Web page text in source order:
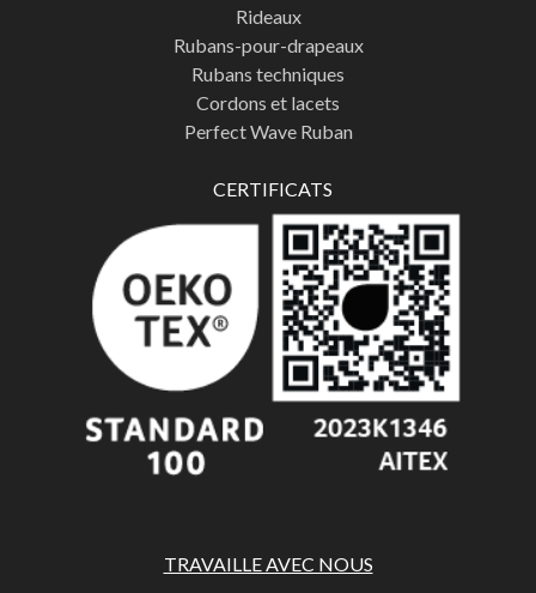
Rideaux
Rubans-pour-drapeaux
Rubans techniques
Cordons et lacets
Perfect Wave Ruban
CERTIFICATS
TRAVAILLE AVEC NOUS